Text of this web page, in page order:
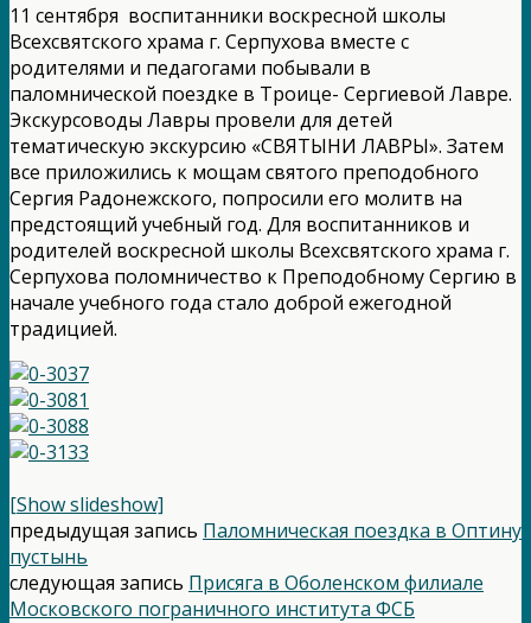
11 сентября воспитанники воскресной школы
Всехсвятского храма г. Серпухова вместе с
родителями и педагогами побывали в
паломнической поездке в Троице- Сергиевой Лавре.
Экскурсоводы Лавры провели для детей
тематическую экскурсию «СВЯТЫНИ ЛАВРЫ». Затем
все приложились к мощам святого преподобного
Сергия Радонежского, попросили его молитв на
предстоящий учебный год. Для воспитанников и
родителей воскресной школы Всехсвятского храма г.
Серпухова поломничество к Преподобному Сергию в
начале учебного года стало доброй ежегодной
традицией.
[Show slideshow]
предыдущая запись Паломническая поездка в Оптину
пустынь
следующая запись Присяга в Оболенском филиале
Московского пограничного института ФСБ